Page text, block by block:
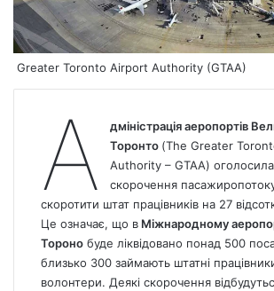
Greater Toronto Airport Authority (GTAA)
А
дміністрація аеропортів
Торонто (The Greater
Authority – GTAA)
скорочення
скоротити штат працівників на 27
Це означає, що в Міжнародному
Тороно буде ліквідовано понад 500
близько 300 займають штатні
волонтери. Деякі скорочення